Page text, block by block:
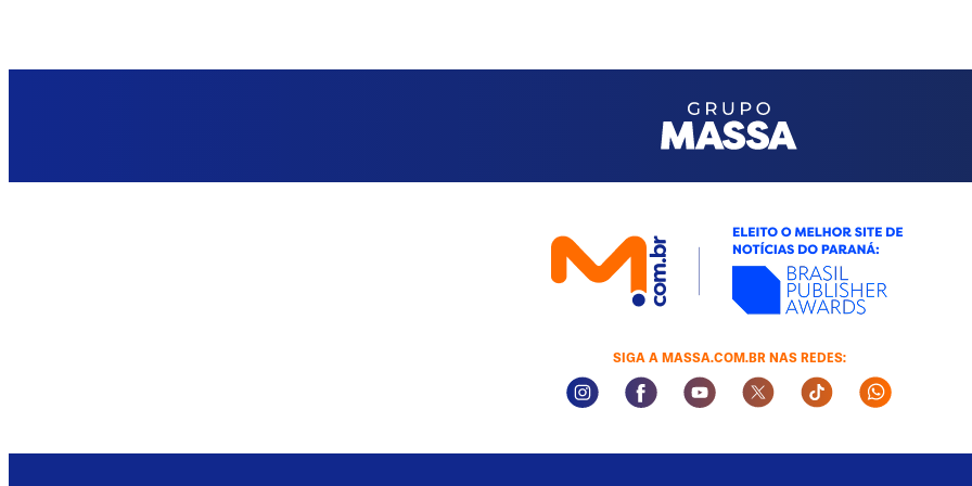
SIGA A MASSA.COM.BR NAS REDES:
Instagram Social Media
Facebook Social Media
Youtube Social Media
Twitter Social Media
Tiktok Social